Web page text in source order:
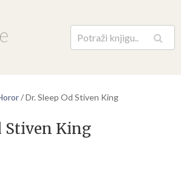
Pretraga
/Dr. Sleep Od Stiven King
Stiven King